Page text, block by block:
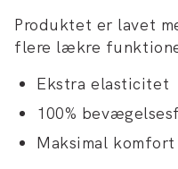
Produktet er lavet
flere lækre
Ekstra elasticitet
100%
Maksimal